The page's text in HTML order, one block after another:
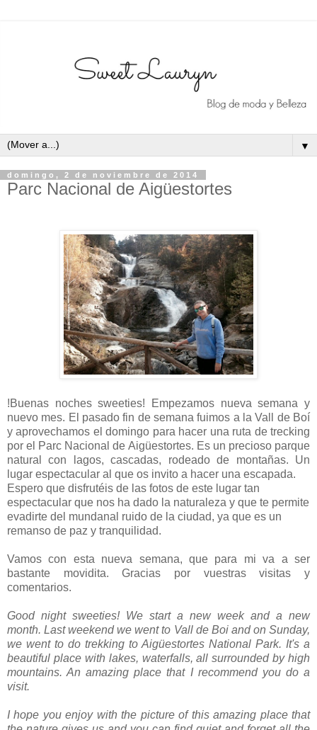
▼
domingo, 2 de noviembre de 2014
Parc Nacional de Aigüestortes
!Buenas noches sweeties! Empezamos nueva semana y
nuevo mes. El pasado fin de semana fuimos a la Vall de Boí
y aprovechamos el domingo para hacer una ruta de trecking
por el Parc Nacional de Aigüestortes. Es un precioso parque
natural con lagos, cascadas, rodeado de montañas. Un
lugar espectacular al que os invito a hacer una escapada.
Espero que disfrutéis de las fotos de este lugar tan
espectacular que nos ha dado la naturaleza y que te permite
evadirte del mundanal ruido de la ciudad, ya que es un
remanso de paz y tranquilidad.
Vamos con esta nueva semana, que para mi va a ser
bastante movidita. Gracias por vuestras visitas y
comentarios.
Good night sweeties! We start a new week and a new
month. Last weekend we went to Vall de Boi and on Sunday,
we went to do trekking to Aigüestortes National Park. It's a
beautiful place with lakes, waterfalls, all surrounded by high
mountains. An amazing place that I recommend you do a
visit.
I hope you enjoy with the picture of this amazing place that